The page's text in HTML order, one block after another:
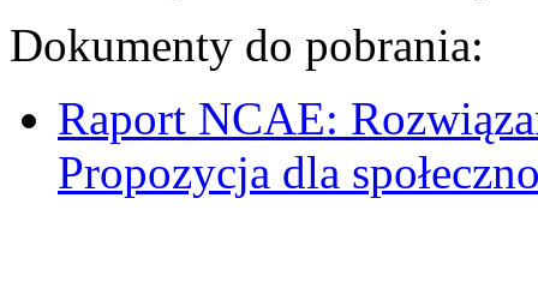
Dokumenty do pobrania:
Raport NCAE:
Propozycja dla